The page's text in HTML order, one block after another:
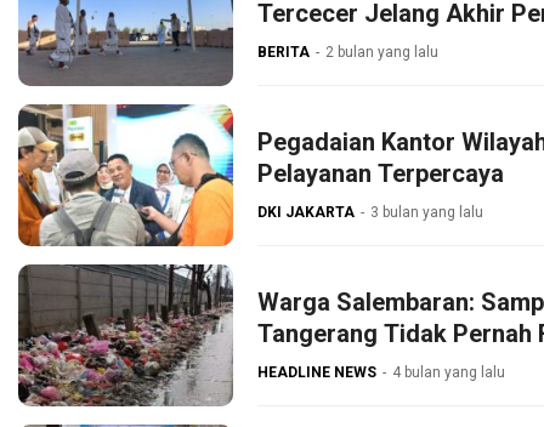
Tercecer Jelang Akhir
BERITA 2 bulan yang lalu
Pegadaian Kantor
Pelayanan Terpercaya
DKI JAKARTA 3 bulan yang lalu
Warga Salembaran:
Tangerang Tidak Pernah
HEADLINE NEWS 4 bulan yang lalu